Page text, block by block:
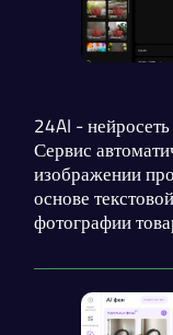
24AI -
Сервис
изображении
основе
фотографии
Максимальный
использование